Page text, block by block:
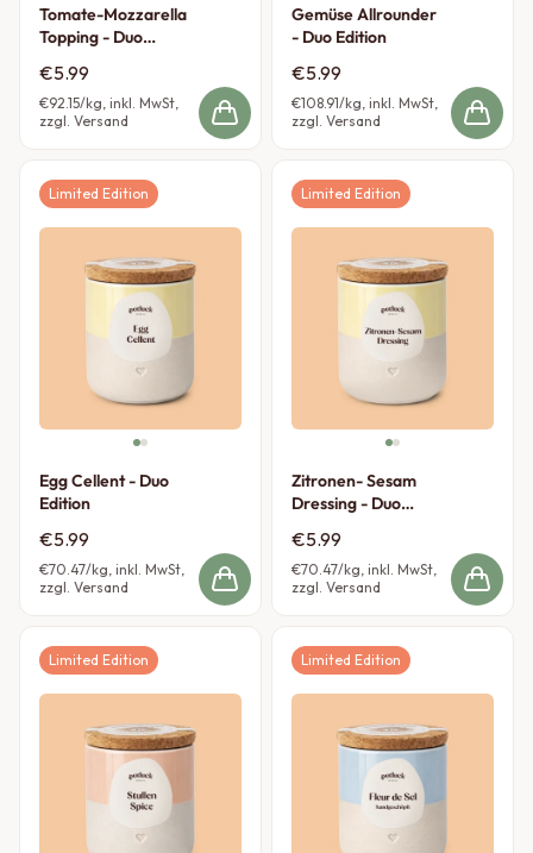
Tomate-Mozzarella
Topping - Duo
€5.99
€92.15/kg, inkl. MwSt,
zzgl. Versand
Gemüse Allrounder
- Duo Edition
€5.99
€108.91/kg, inkl. MwSt,
zzgl. Versand
Limited Edition
Egg Cellent - Duo
Edition
€5.99
€70.47/kg, inkl. MwSt,
zzgl. Versand
Limited Edition
Zitronen- Sesam
Dressing - Duo
€5.99
€70.47/kg, inkl. MwSt,
zzgl. Versand
Limited Edition Limited Edition